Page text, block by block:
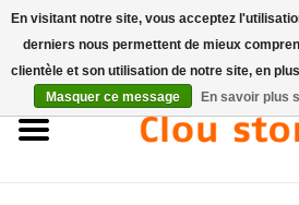
Accueil
En visitant notre site, vous acceptez
derniers nous permettent de mieux
clientèle et son utilisation de notre site, en
Masquer ce message
En savoir plus